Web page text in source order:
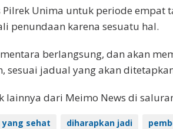
Unima untuk periode empat
penundaan karena sesuatu hal.
berlangsung, dan akan
sesuai jadual yang akan
lainnya dari Meimo News di
sehat diharapkan jadi